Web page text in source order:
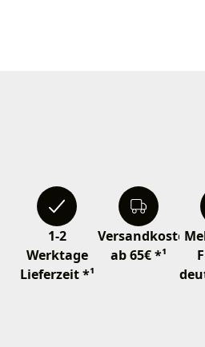
1-2
Werktage
Lieferzeit *¹
ab 65€ *¹